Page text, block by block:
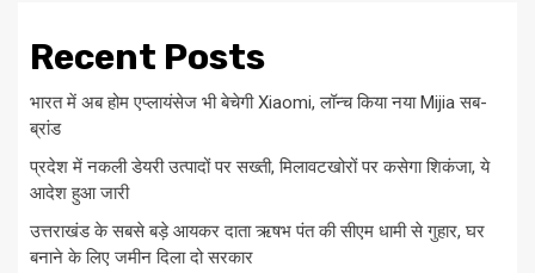
Recent Posts
भारत में अब होम एप्लायंसेज भी बेचेगी Xiaomi, लॉन्च किया नया Mijia सब-
ब्रांड
प्रदेश में नकली डेयरी उत्पादों पर सख्ती, मिलावटखोरों पर कसेगा शिकंजा, ये
आदेश हुआ जारी
उत्तराखंड के सबसे बड़े आयकर दाता ऋषभ पंत की सीएम धामी से गुहार, घर
बनाने के लिए जमीन दिला दो सरकार